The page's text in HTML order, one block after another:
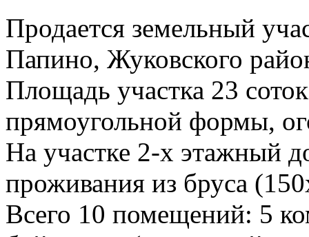
Продается земельный
Папино, Жуковского
Площадь участка 23
прямоугольной формы,
На участке 2-х этажный
проживания из бруса
Всего 10 помещений: 5